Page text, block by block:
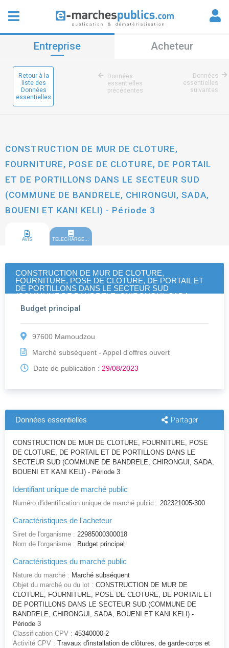
Entreprise Acheteur
Retour à la
liste des
Données
essentielles
Données
essentielles
précédentes
Données
essentielles
suivantes
CONSTRUCTION DE MUR DE CLOTURE,
FOURNITURE, POSE DE CLOTURE, DE PORTAIL
ET DE PORTILLONS DANS LE SECTEUR SUD
(COMMUNE DE BANDRELE, CHIRONGUI, SADA,
BOUENI ET KANI KELI) - Période 3
AVIS TELECHARGEMENT
CONSTRUCTION DE MUR DE CLOTURE,
FOURNITURE, POSE DE CLOTURE, DE PORTAIL ET
DE PORTILLONS DANS LE SECTEUR SUD
(COMMUNE DE BANDRELE, CHIRONGUI, SADA,
BOUENI ET KANI KELI) - Période 3
Budget principal
97600 Mamoudzou
Marché subséquent - Appel d'offres ouvert
Date de publication : 29/08/2023
Données essentielles Partager
CONSTRUCTION DE MUR DE CLOTURE, FOURNITURE, POSE
DE CLOTURE, DE PORTAIL ET DE PORTILLONS DANS LE
SECTEUR SUD (COMMUNE DE BANDRELE, CHIRONGUI, SADA,
BOUENI ET KANI KELI) - Période 3
Identifiant unique de marché public
Numéro d'identification unique de marché public : 202321005-300
Caractéristiques de l'acheteur
Siret de l'organisme : 22985000300018
Nom de l'organisme : Budget principal
Caractéristiques du marché public
Nature du marché : Marché subséquent
Objet du marché ou du lot : CONSTRUCTION DE MUR DE
CLOTURE, FOURNITURE, POSE DE CLOTURE, DE PORTAIL ET
DE PORTILLONS DANS LE SECTEUR SUD (COMMUNE DE
BANDRELE, CHIRONGUI, SADA, BOUENI ET KANI KELI) -
Période 3
Classification CPV : 45340000-2
Activité CPV : Travaux d'installation de clôtures, de garde-corps et